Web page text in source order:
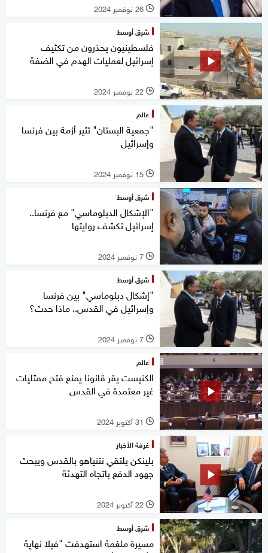
l 26 نوفمبر 2024
شرق أوسط
فلسطينيون يحذرون من تكثيف
إسرائيل لعمليات الهدم في الضفة
l 22 نوفمبر 2024
عالم
"جمعية البستان" تثير أزمة بين فرنسا
وإسرائيل
l 15 نوفمبر 2024
شرق أوسط
"الإشكال الدبلوماسي" مع فرنسا..
إسرائيل تكشف روايتها
l 7 نوفمبر 2024
شرق أوسط
"إشكال دبلوماسي" بين فرنسا
وإسرائيل في القدس.. ماذا حدث؟
l 7 نوفمبر 2024
عالم
الكنيست يقر قانونا يمنع فتح ممثليات
غير معتمدة في القدس
l 31 أكتوبر 2024
غرفة الأخبار
بلينكن يلتقي نتنياهو بالقدس ويبحث
جهود الدفع باتجاه التهدئة
l 22 أكتوبر 2024
شرق أوسط
مسيرة ملغمة استهدفت "فيلا نهاية